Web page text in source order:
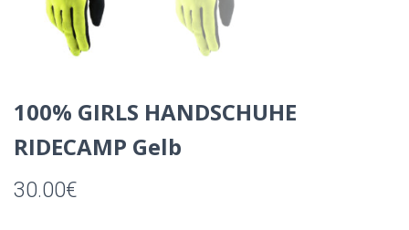
100% GIRLS HANDSCHUHE
RIDECAMP Gelb
30.00€